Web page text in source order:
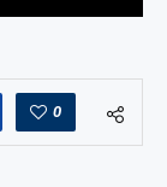
0